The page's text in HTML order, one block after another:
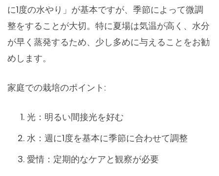
に1度の水やり」が基本ですが、季節によって微調
整をすることが大切。特に夏場は気温が高く、水分
が早く蒸発するため、少し多めに与えることをお勧
めします。
家庭での栽培のポイント:
光：明るい間接光を好む
水：週に1度を基本に季節に合わせて調整
愛情：定期的なケアと観察が必要